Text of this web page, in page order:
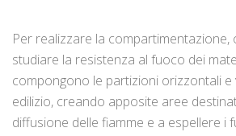
Per realizzare la compartimentazione,
studiare la resistenza al fuoco dei
compongono le partizioni orizzontali e
edilizio, creando apposite aree
diffusione delle fiamme e a espellere i